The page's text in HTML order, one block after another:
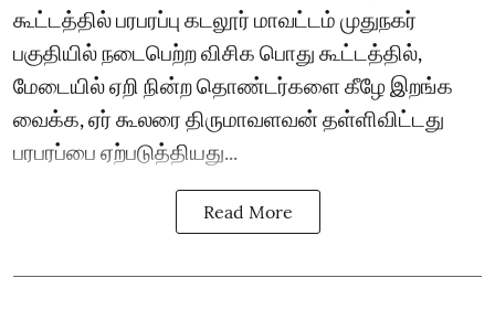
கூட்டத்தில் பரபரப்பு கடலூர் மாவட்டம் முதுநகர்
பகுதியில் நடைபெற்ற விசிக பொது கூட்டத்தில்,
மேடையில் ஏறி நின்ற தொண்டர்களை கீழே இறங்க
வைக்க, ஏர் கூலரை திருமாவளவன் தள்ளிவிட்டது
பரபரப்பை ஏற்படுத்தியது...
Read More